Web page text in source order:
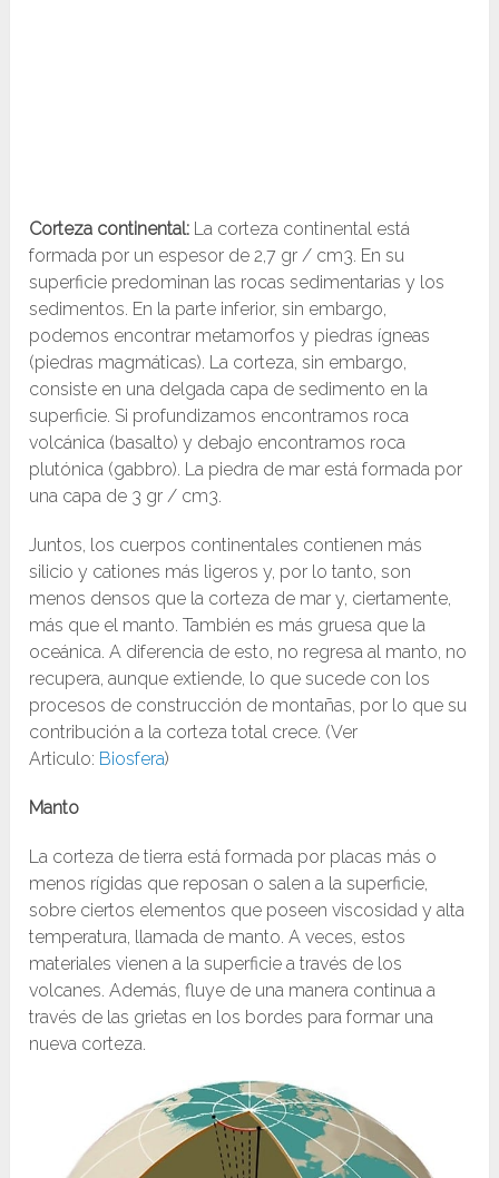
Corteza continental: La corteza continental está
formada por un espesor de 2,7 gr / cm3. En su
superficie predominan las rocas sedimentarias y los
sedimentos. En la parte inferior, sin embargo,
podemos encontrar metamorfos y piedras ígneas
(piedras magmáticas). La corteza, sin embargo,
consiste en una delgada capa de sedimento en la
superficie. Si profundizamos encontramos roca
volcánica (basalto) y debajo encontramos roca
plutónica (gabbro). La piedra de mar está formada por
una capa de 3 gr / cm3.
Juntos, los cuerpos continentales contienen más
silicio y cationes más ligeros y, por lo tanto, son
menos densos que la corteza de mar y, ciertamente,
más que el manto. También es más gruesa que la
oceánica. A diferencia de esto, no regresa al manto, no
recupera, aunque extiende, lo que sucede con los
procesos de construcción de montañas, por lo que su
contribución a la corteza total crece. (Ver
Articulo: Biosfera)
Manto
La corteza de tierra está formada por placas más o
menos rígidas que reposan o salen a la superficie,
sobre ciertos elementos que poseen viscosidad y alta
temperatura, llamada de manto. A veces, estos
materiales vienen a la superficie a través de los
volcanes. Además, fluye de una manera continua a
través de las grietas en los bordes para formar una
nueva corteza.